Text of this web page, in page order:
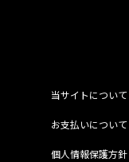
当サイトについて
お支払いについて
個人情報保護方針